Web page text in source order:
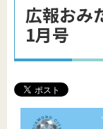
広報おみ
1月号